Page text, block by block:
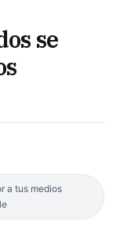
se
a tus medios